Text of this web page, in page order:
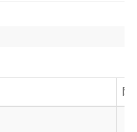
院